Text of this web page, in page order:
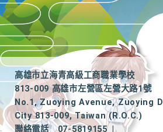
高雄市立海青高級工商職業學校
813-009 高雄市左營區左營大路1號
No.1, Zuoying Avenue, Zuoying
City 813-009, Taiwan (R.O.C.)
聯絡電話
07-5819155
|